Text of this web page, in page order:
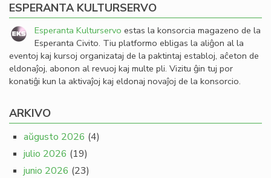
ESPERANTA KULTURSERVO
Esperanta Kulturservo estas la konsorcia magazeno de la
Esperanta Civito. Tiu platformo ebligas la aliĝon al la
eventoj kaj kursoj organizataj de la paktintaj establoj, aĉeton de
eldonaĵoj, abonon al revuoj kaj multe pli. Vizitu ĝin tuj por
konatiĝi kun la aktivaĵoj kaj eldonaj novaĵoj de la konsorcio.
ARKIVO
aŭgusto 2026 (4)
julio 2026 (19)
junio 2026 (23)